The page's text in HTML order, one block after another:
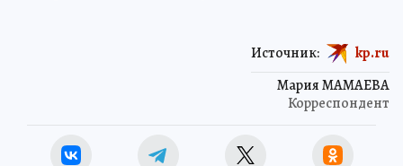
Мария МАМАЕВА
Корреспондент
Источник: kp.ru